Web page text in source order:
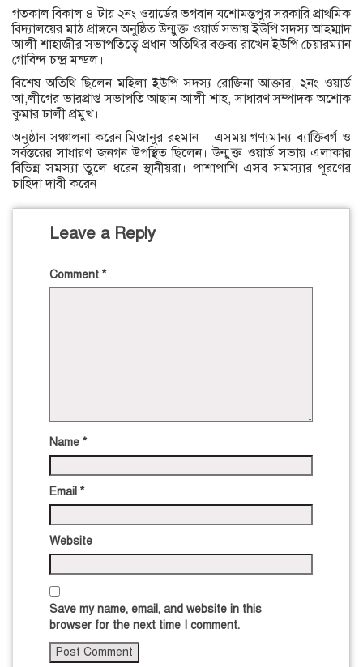
গতকাল বিকাল ৪ টায় ২নং ওয়ার্ডের ভগবান যশোমন্তপুর সরকারি প্রাথমিক
বিদ্যালয়ের মাঠ প্রাঙ্গনে অনুষ্ঠিত উন্মুক্ত ওয়ার্ড সভায় ইউপি সদস্য আহম্মাদ
আলী শাহাজীর সভাপতিত্বে প্রধান অতিথির বক্তব্য রাখেন ইউপি চেয়ারম্যান
গোবিন্দ চন্দ্র মন্ডল।
বিশেষ অতিথি ছিলেন মহিলা ইউপি সদস্য রোজিনা আক্তার, ২নং ওয়ার্ড
আ,লীগের ভারপ্রাপ্ত সভাপতি আছান আলী শাহ, সাধারণ সম্পাদক অশোক
কুমার ঢালী প্রমুখ।
অনুষ্ঠান সঞ্চালনা করেন মিজানুর রহমান । এসময় গণ্যমান্য ব্যাক্তিবর্গ ও
সর্বস্তরের সাধারণ জনগন উপস্থিত ছিলেন। উন্মুক্ত ওয়ার্ড সভায় এলাকার
বিভিন্ন সমস্যা তুলে ধরেন স্থানীয়রা। পাশাপাশি এসব সমস্যার পূরণের
চাহিদা দাবী করেন।
Leave a Reply
Comment *
Name *
Email *
Website
Save my name, email, and website in this
browser for the next time I comment.